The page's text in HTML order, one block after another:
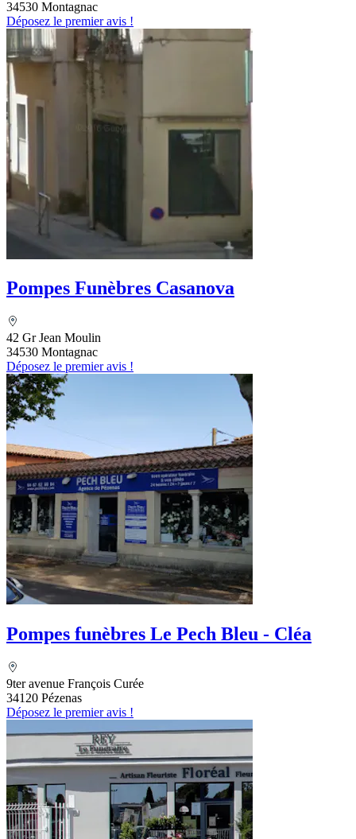
34530 Montagnac
Déposez le premier avis !
Pompes Funèbres Casanova
42 Gr Jean Moulin
34530 Montagnac
Déposez le premier avis !
Pompes funèbres Le Pech Bleu - Cléa
9ter avenue François Curée
34120 Pézenas
Déposez le premier avis !